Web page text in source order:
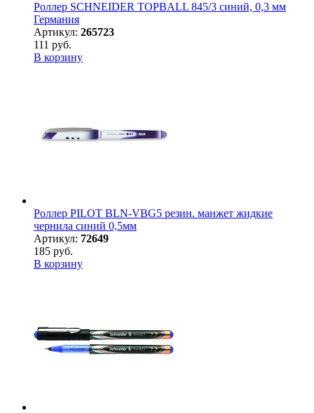
Роллер SCHNEIDER TOPBALL 845/3 синий, 0,3 мм
Германия
Артикул: 265723
111 руб.
В корзину
Роллер PILOT BLN-VBG5 резин. манжет жидкие
чернила синий 0,5мм
Артикул: 72649
185 руб.
В корзину